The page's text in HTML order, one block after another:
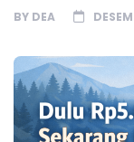
BY DEA